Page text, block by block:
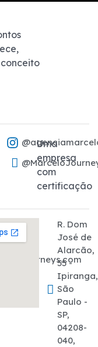
Uma
empresa
com
certificação
R. Dom
José de
Alarcão,
55 -
Ipiranga,
São
Paulo -
SP,
04208-
040,